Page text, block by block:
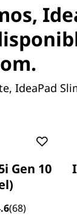
la cima, el
(16"),
para
y se
máximo
único
Cloud
IdeaPad
Gen 10
(68)